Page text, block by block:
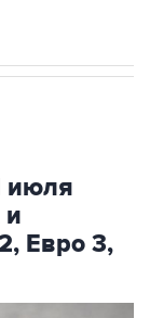
июля
и
Евро 3,